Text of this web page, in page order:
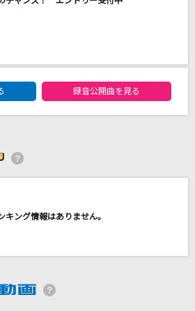
しない
プバージョン)
ーカルエントリーランキング
録音公開曲を見る